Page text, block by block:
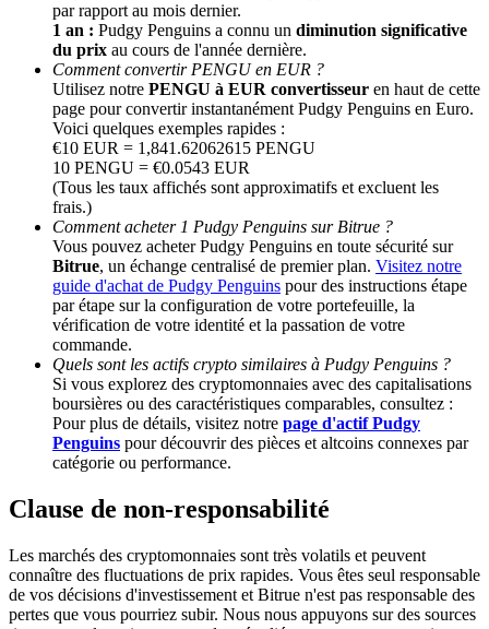
BTC Welcome Rewards
Deposit & Trade BTC to Share 25000 USDT prize pool!
Deposit CASHCAT & Win
Share 500000 CASHCAT prize pool
Exclusive for BitMart Users
Precious Metals Trading Carnival
Trade Gold & Silver · 33,333 USDT Bonus
par rapport au mois dernier.
1 an : Pudgy Penguins a connu un diminution significative
du prix au cours de l'année dernière.
Comment convertir PENGU en EUR ?
Utilisez notre PENGU à EUR convertisseur en haut de cette
page pour convertir instantanément Pudgy Penguins en Euro.
Voici quelques exemples rapides :
€10 EUR = 1,841.62062615 PENGU
10 PENGU = €0.0543 EUR
(Tous les taux affichés sont approximatifs et excluent les
frais.)
Comment acheter 1 Pudgy Penguins sur Bitrue ?
Vous pouvez acheter Pudgy Penguins en toute sécurité sur
Bitrue, un échange centralisé de premier plan. Visitez notre
guide d'achat de Pudgy Penguins pour des instructions étape
par étape sur la configuration de votre portefeuille, la
vérification de votre identité et la passation de votre
commande.
Quels sont les actifs crypto similaires à Pudgy Penguins ?
Si vous explorez des cryptomonnaies avec des capitalisations
boursières ou des caractéristiques comparables, consultez :
Pour plus de détails, visitez notre page d'actif Pudgy
Penguins pour découvrir des pièces et altcoins connexes par
catégorie ou performance.
Clause de non-responsabilité
Les marchés des cryptomonnaies sont très volatils et peuvent
connaître des fluctuations de prix rapides. Vous êtes seul responsable
de vos décisions d'investissement et Bitrue n'est pas responsable des
pertes que vous pourriez subir. Nous nous appuyons sur des sources